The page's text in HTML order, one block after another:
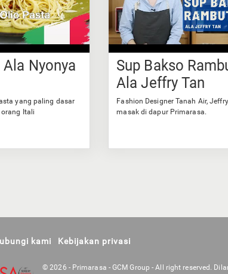
Nyonya
yang paling dasar
Itali
Sup Bakso
Ala Jeffry Tan
Fashion Designer Tanah Air,
masak di dapur Primarasa.
kami Kebijakan privasi
© 2026 - Primarasa - GCM Group - All right reserved.